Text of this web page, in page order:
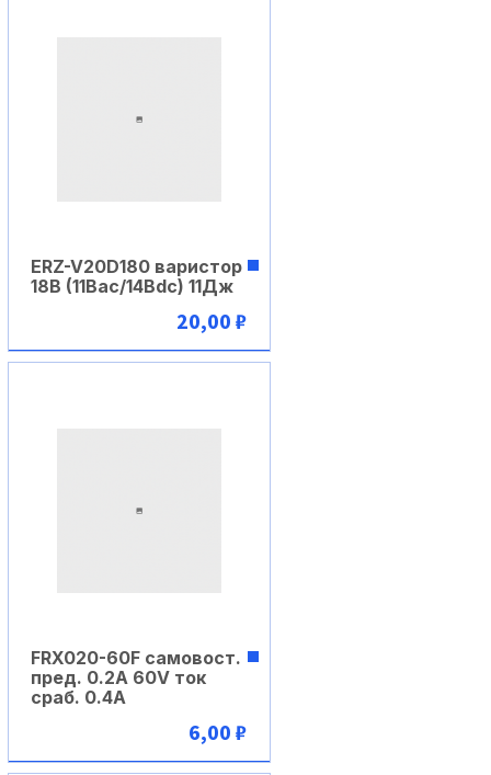
В корзину
ERZ-V20D180 варистор
18В (11Вac/14Вdc) 11Дж
20,00 ₽
FRX020-60F самовост.
пред. 0.2A 60V ток
сраб. 0.4A
6,00 ₽